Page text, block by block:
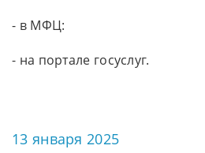
- в МФЦ:
- на портале госуслуг.
13 января 2025